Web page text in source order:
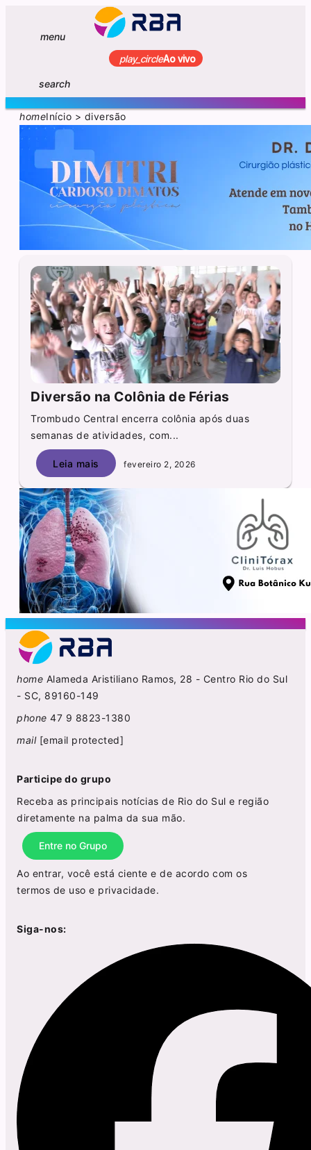
menu
play_circleAo vivo
search
homeInício > diversão
Diversão na Colônia de Férias
Trombudo Central encerra colônia após duas
semanas de atividades, com...
Leia mais fevereiro 2, 2026
home Alameda Aristiliano Ramos, 28 - Centro Rio do Sul
- SC, 89160-149
phone 47 9 8823-1380
mail [email protected]
Participe do grupo
Receba as principais notícias de Rio do Sul e região
diretamente na palma da sua mão.
Entre no Grupo
Ao entrar, você está ciente e de acordo com os
termos de uso e privacidade.
Siga-nos: